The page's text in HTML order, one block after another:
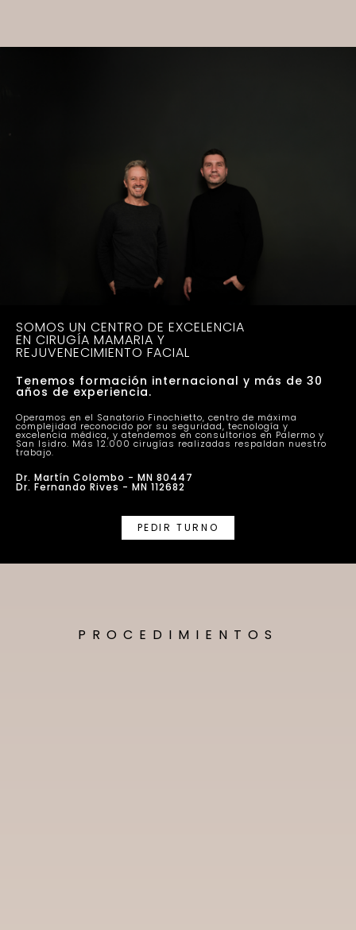
SOMOS UN CENTRO DE EXCELENCIA
EN CIRUGÍA MAMARIA Y
REJUVENECIMIENTO FACIAL
Tenemos formación internacional y más de 30
años de experiencia.
Operamos en el Sanatorio Finochietto, centro de máxima
complejidad reconocido por su seguridad, tecnología y
excelencia médica, y atendemos en consultorios en Palermo y
San Isidro. Más 12.000 cirugías realizadas respaldan nuestro
trabajo.
Dr. Martín Colombo - MN 80447
Dr. Fernando Rives - MN 112682
PEDIR TURNO
PROCEDIMIENTOS